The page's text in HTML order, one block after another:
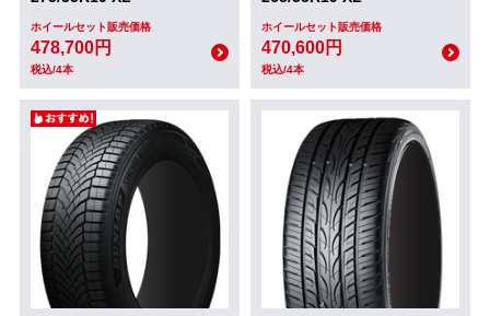
ホイールセット販売価格
478,700円
税込/4本
ホイールセット販売価格
470,600円
税込/4本